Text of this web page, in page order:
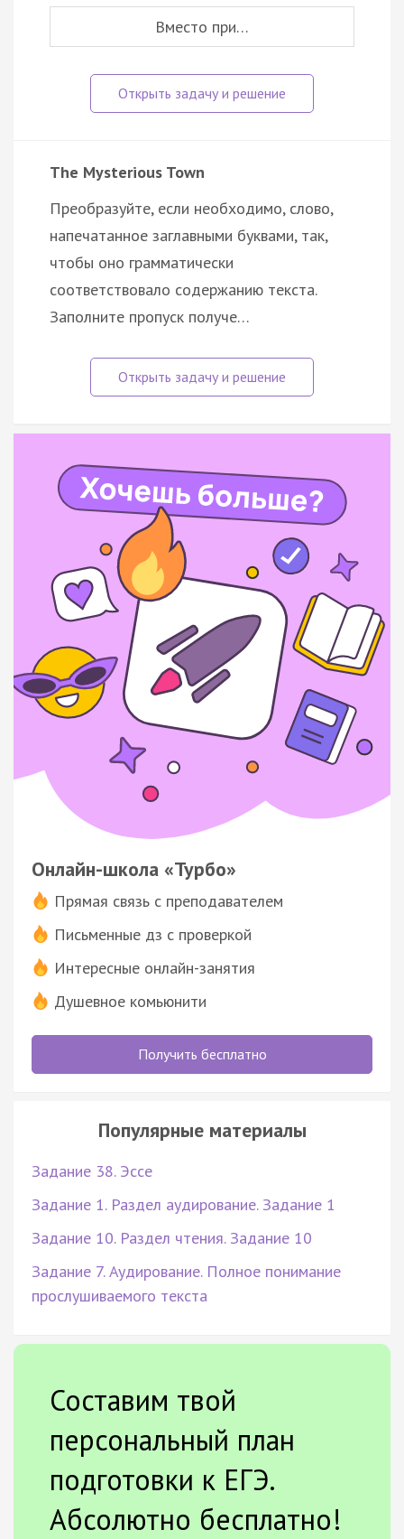
Вместо при…
The Mysterious Town
Преобразуйте, если необходимо, слово,
напечатанное заглавными буквами, так,
чтобы оно грамматически
соответствовало содержанию текста.
Заполните пропуск получе…
Онлайн-школа «Турбо»
Прямая связь с преподавателем
Письменные дз с проверкой
Интересные онлайн-занятия
Душевное комьюнити
Получить бесплатно
Популярные материалы
Задание 38. Эссе
Задание 1. Раздел аудирование. Задание 1
Задание 10. Раздел чтения. Задание 10
Задание 7. Аудирование. Полное понимание
прослушиваемого текста
Составим твой
персональный план
подготовки к ЕГЭ.
Абсолютно бесплатно!